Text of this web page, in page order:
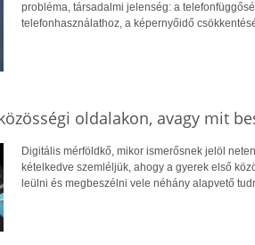
probléma, társadalmi jelenség: a
telefonhasználathoz, a képernyőidő
oldalakon, avagy mit
Digitális mérföldkő, mikor ismerősnek jelöl
kételkedve szemléljük, ahogy a gyerek első
leülni és megbeszélni vele néhány alapvető